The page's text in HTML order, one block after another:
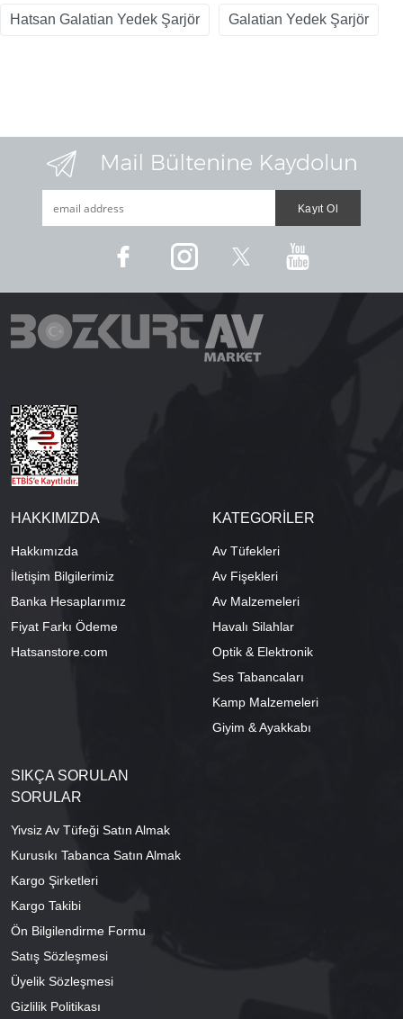
Hatsan Galatian Yedek Şarjör Galatian Yedek Şarjör
HAKKIMIZDA
Hakkımızda
İletişim Bilgilerimiz
Banka Hesaplarımız
Fiyat Farkı Ödeme
Hatsanstore.com
KATEGORİLER
Av Tüfekleri
Av Fişekleri
Av Malzemeleri
Havalı Silahlar
Optik & Elektronik
Ses Tabancaları
Kamp Malzemeleri
Giyim & Ayakkabı
SIKÇA SORULAN
SORULAR
Yivsiz Av Tüfeği Satın Almak
Kurusıkı Tabanca Satın Almak
Kargo Şirketleri
Kargo Takibi
Ön Bilgilendirme Formu
Satış Sözleşmesi
Üyelik Sözleşmesi
Gizlilik Politikası